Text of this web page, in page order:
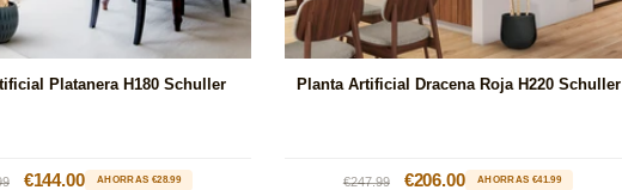
Platanera H180 Schuller
Precio
€144.00 AHORRAS €28.99
Planta Artificial Dracena Roja H220 Schuller
Precio
€247.99
Precio
€206.00 AHORRAS €41.99